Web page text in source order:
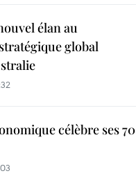
élan au
global
célèbre ses 70